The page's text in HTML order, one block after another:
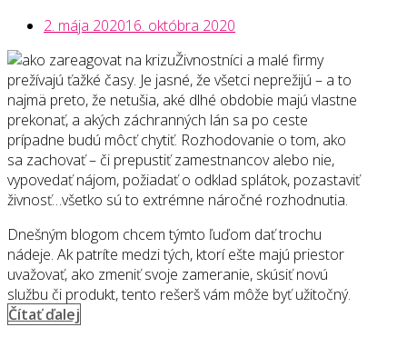
platí
než
inokedy“
2. mája 202016. októbra 2020
Živnostníci a malé firmy
prežívajú ťažké časy. Je jasné, že všetci neprežijú – a to
najmä preto, že netušia, aké dlhé obdobie majú vlastne
prekonať, a akých záchranných lán sa po ceste
prípadne budú môcť chytiť. Rozhodovanie o tom, ako
sa zachovať – či prepustiť zamestnancov alebo nie,
vypovedať nájom, požiadať o odklad splátok, pozastaviť
živnosť…všetko sú to extrémne náročné rozhodnutia.
Dnešným blogom chcem týmto ľuďom dať trochu
nádeje. Ak patríte medzi tých, ktorí ešte majú priestor
uvažovať, ako zmeniť svoje zameranie, skúsiť novú
službu či produkt, tento rešerš vám môže byť užitočný.
Čítať ďalej